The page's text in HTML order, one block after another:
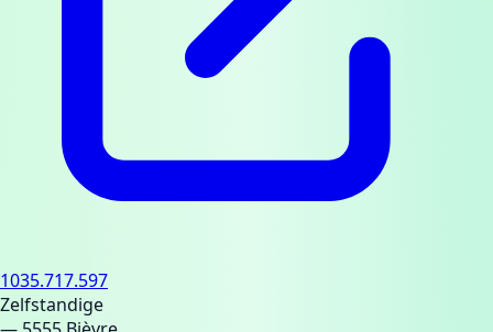
1035.717.597
Zelfstandige